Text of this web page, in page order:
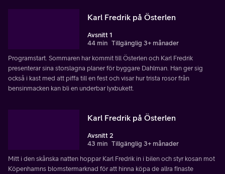
Karl Fredrik på Österlen
Avsnitt 1
44 min Tillgänglig 3+ månader
Programstart. Sommaren har kommit till Österlen och Karl Fredrik
presenterar sina storslagna planer för byggare Dahlman. Han ger sig
också i kast med att piffa till en fest och visar hur trista rosor från
bensinmacken kan bli en underbar lyxbukett.
Karl Fredrik på Österlen
Avsnitt 2
43 min Tillgänglig 3+ månader
Mitt i den skånska natten hoppar Karl Fredrik in i bilen och styr kosan mot
Köpenhamns blomstermarknad för att hinna köpa de allra finaste